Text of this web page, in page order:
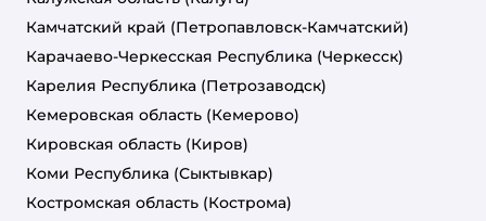
Камчатский край (Петропавловск-Камчатский)
Карачаево-Черкесская Республика (Черкесск)
Карелия Республика (Петрозаводск)
Кемеровская область (Кемерово)
Кировская область (Киров)
Коми Республика (Сыктывкар)
Костромская область (Кострома)